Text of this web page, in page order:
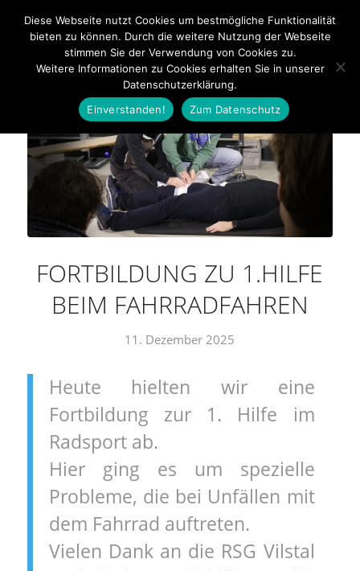
FORTBILDUNG ZU 1.HILFE
BEIM FAHRRADFAHREN
11. Dezember 2025
Heute hielten wir eine
Fortbildung zur 1. Hilfe im
Radsport ab.
Hier ging es um spezielle
Probleme, die bei Unfällen mit
dem Fahrrad auftreten.
Vielen Dank an die RSG Vilstal
Diese Webseite nutzt Cookies um bestmögliche Funktionalität
bieten zu können. Durch die weitere Nutzung der Webseite
stimmen Sie der Verwendung von Cookies zu.
Weitere Informationen zu Cookies erhalten Sie in unserer
Datenschutzerklärung.
Einverstanden!
Zum Datenschutz